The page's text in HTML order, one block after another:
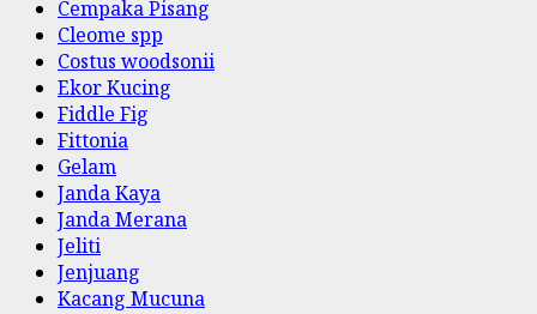
Cempaka Pisang
Cleome spp
Costus woodsonii
Ekor Kucing
Fiddle Fig
Fittonia
Gelam
Janda Kaya
Janda Merana
Jeliti
Jenjuang
Kacang Mucuna